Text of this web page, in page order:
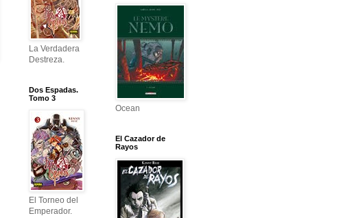
La Verdadera
Destreza.
Dos Espadas.
Tomo 3
El Torneo del
Emperador.
Ocean
El Cazador de
Rayos